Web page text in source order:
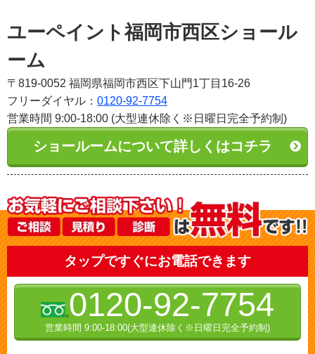
ユーペイント福岡市西区ショール
ーム
〒819-0052 福岡県福岡市西区下山門1丁目16-26
フリーダイヤル： 0120-92-7754
営業時間 9:00-18:00 (大型連休除く※日曜日完全予約制)
ショールームについて詳しくはコチラ
タップですぐにお電話できます
0120-92-7754
営業時間 9:00-18:00(大型連休除く※日曜日完全予約制)